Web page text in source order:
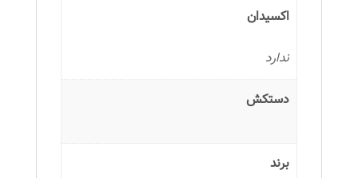
اکسیدان
ندارد
دستکش
برند